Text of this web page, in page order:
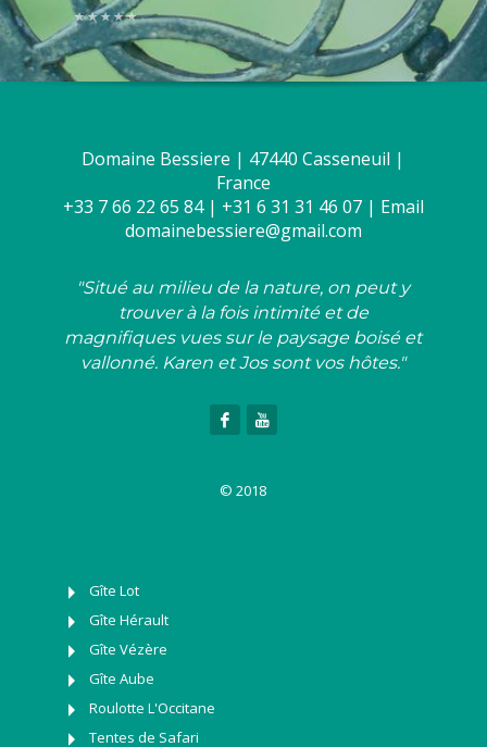
Domaine Bessiere | 47440 Casseneuil |
France
+33 7 66 22 65 84 | +31 6 31 31 46 07 | Email
domainebessiere@gmail.com
"Situé au milieu de la nature, on peut y
trouver à la fois intimité et de
magnifiques vues sur le paysage boisé et
vallonné. Karen et Jos sont vos hôtes."
© 2018
Gîte Lot
Gîte Hérault
Gîte Vézère
Gîte Aube
Roulotte L'Occitane
Tentes de Safari